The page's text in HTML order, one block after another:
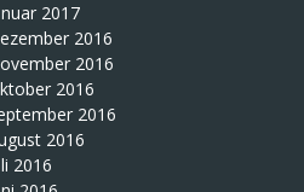
2017
2016
2016
2016
2016
2016
2016